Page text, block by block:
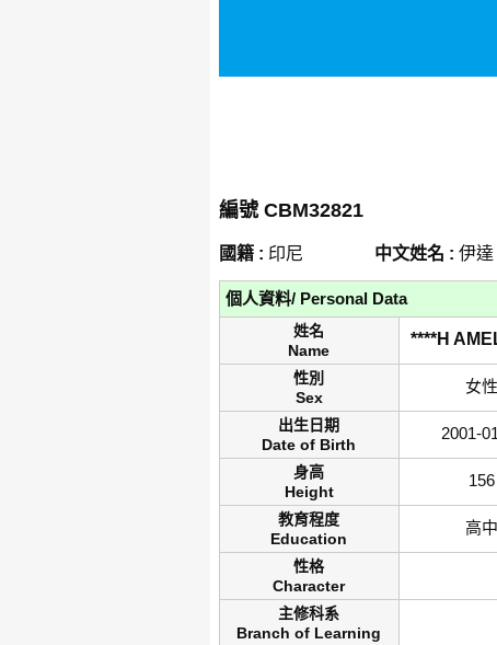
編號 CBM32821
國籍 : 印尼 中文姓名 : 伊達
個人資料/ Personal Data
姓名
Name
****H
性別
Sex
女性
出生日期
Date of Birth
2001-
身高
Height
156
教育程度
Education
高中
性格
Character
主修科系
Branch of Learning